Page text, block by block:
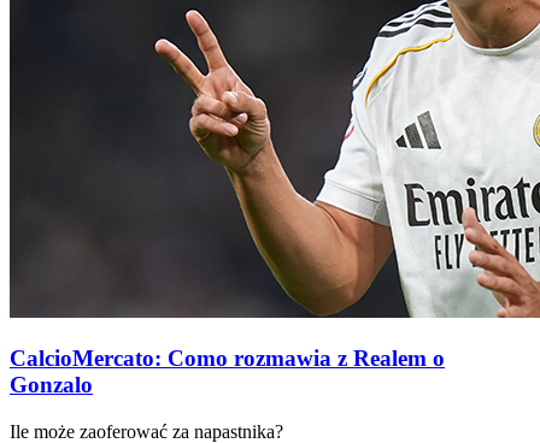
CalcioMercato: Como rozmawia z Realem o
Gonzalo
Ile może zaoferować za napastnika?